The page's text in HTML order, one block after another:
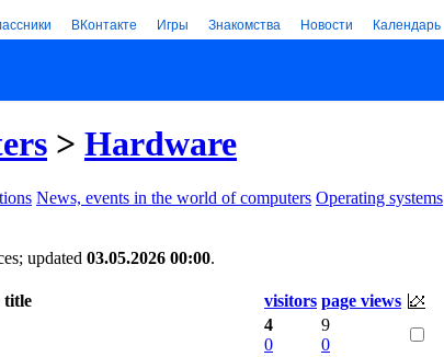
ВКонтакте Игры Знакомства Новости Календарь
> Hardware
News, events in the world of computers Operating systems
updated 03.05.2026 00:00.
title visitors page views
4
0
9
0